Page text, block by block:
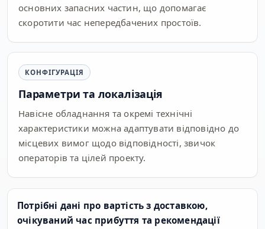
основних запасних частин, що допомагає
скоротити час непередбачених простоїв.
КОНФІГУРАЦІЯ
Параметри та локалізація
Навісне обладнання та окремі технічні
характеристики можна адаптувати відповідно до
місцевих вимог щодо відповідності, звичок
операторів та цілей проекту.
Потрібні дані про вартість з доставкою,
очікуваний час прибуття та рекомендації